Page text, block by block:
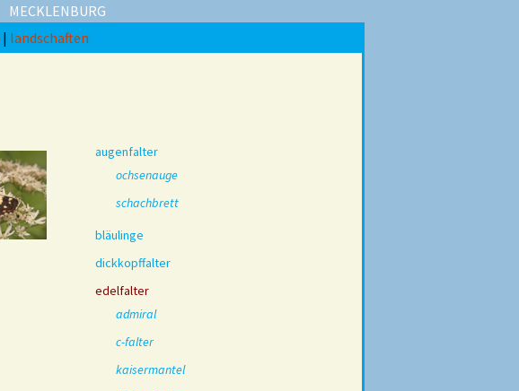
MECKLENBURG
| landschaften
augenfalter
ochsenauge
schachbrett
bläulinge
dickkopffalter
edelfalter
admiral
c-falter
kaisermantel